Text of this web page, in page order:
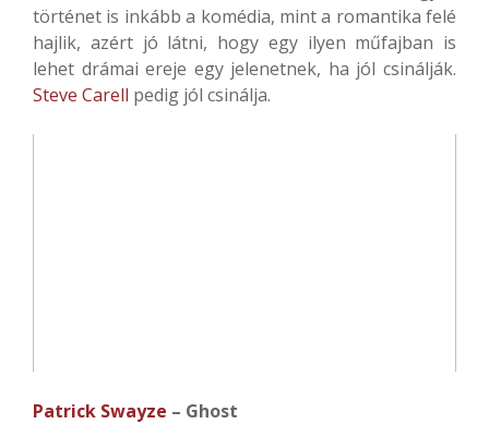
történet is inkább a komédia, mint a romantika felé
hajlik, azért jó látni, hogy egy ilyen műfajban is
lehet drámai ereje egy jelenetnek, ha jól csinálják.
Steve Carell pedig jól csinálja.
Patrick Swayze – Ghost